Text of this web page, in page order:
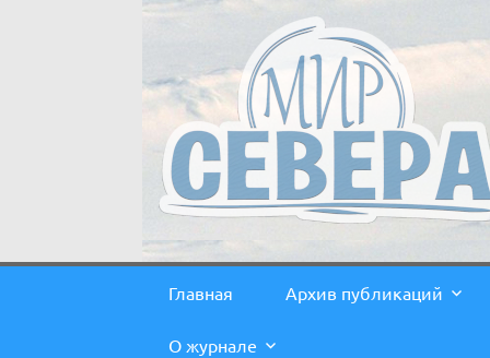
Главная Архив публикаций
О журнале